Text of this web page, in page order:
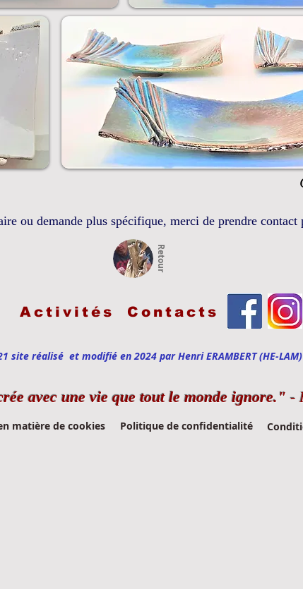
ou demande plus spécifique, merci de prendre contact
Retour
Activités Contacts
site réalisé et modifié en 2024 par Henri ERAMBERT (HE-LAM)
avec une vie que tout le monde ignore." -
matière de cookies Politique de confidentialité